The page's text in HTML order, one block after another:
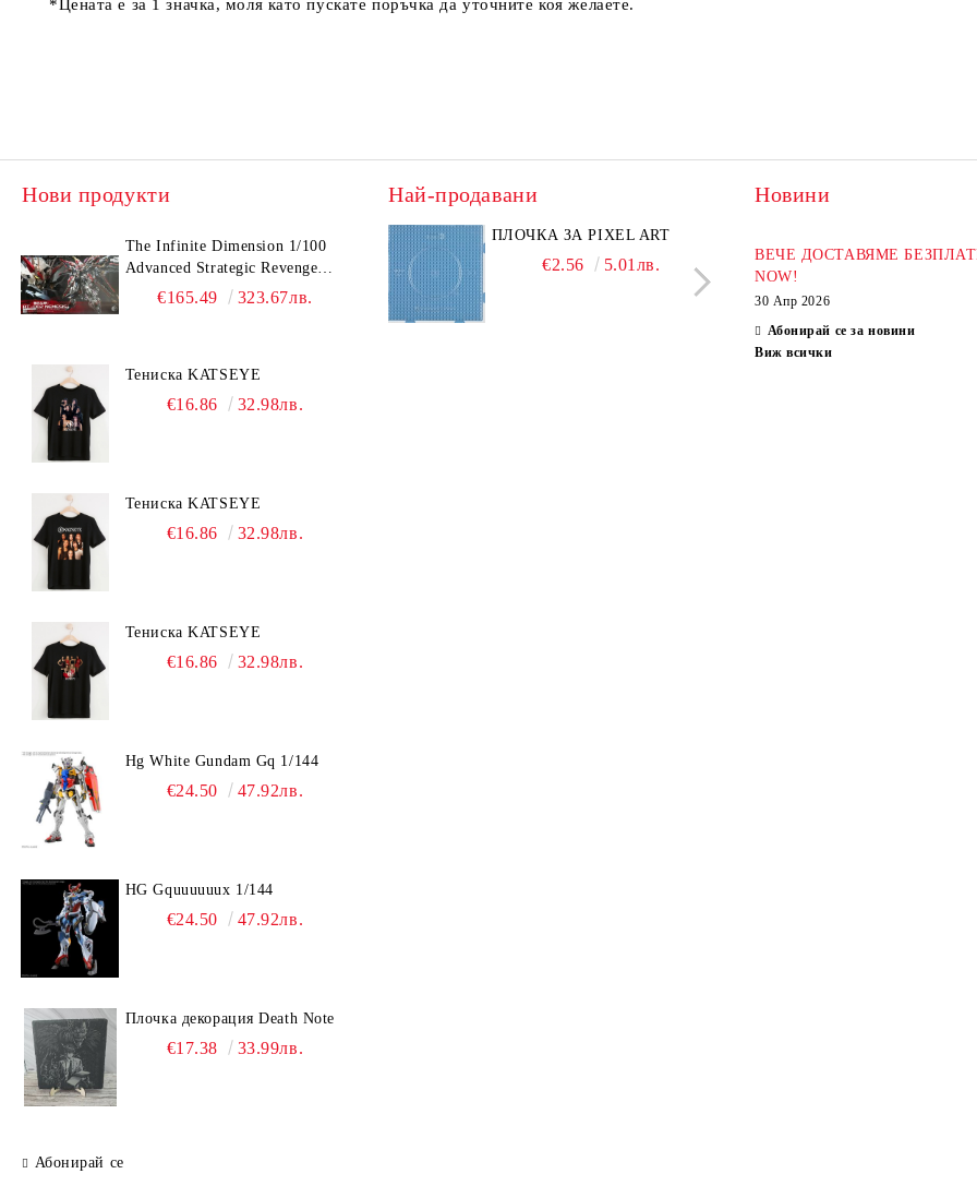
*Цената е за 1 значка, моля като пускате поръчка да уточните коя желаете.
Нови продукти
The Infinite Dimension 1/100
Advanced Strategic Revenge
Titan RT-002 Nemesis
€165.49 323.67лв.
Тениска KATSEYE
€16.86 32.98лв.
Тениска KATSEYE
€16.86 32.98лв.
Тениска KATSEYE
€16.86 32.98лв.
Hg White Gundam Gq 1/144
€24.50 47.92лв.
HG Gquuuuuux 1/144
€24.50 47.92лв.
Плочка декорация Death Note
€17.38 33.99лв.
Абонирай се
Най-продавани
ПЛОЧКА ЗА PIXEL ART
€2.56 5.01лв. €2.04
Новини
ВЕЧЕ ДОСТАВЯМЕ
NOW!
30 Апр 2026
Абонирай се за новини
Виж всички